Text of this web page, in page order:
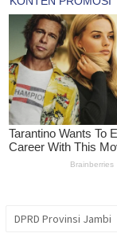
DPRD Provinsi Jambi